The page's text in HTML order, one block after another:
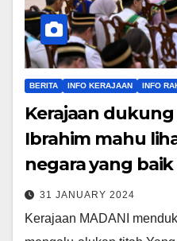
BERITA INFO KERAJAAN INFO
Kerajaan
Ibrahim mahu
negara yang
31 JANUARY 2024
Kerajaan MADANI